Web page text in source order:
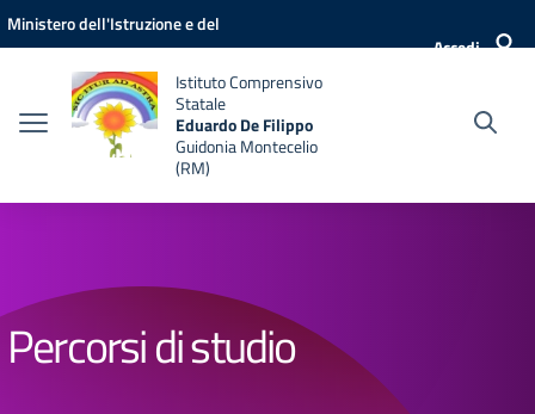
Vai ai contenuti
Vai al menu di navigazione
Vai al footer
Ministero dell'Istruzione e del
Accedi
Istituto Comprensivo
Statale
Eduardo De Filippo
Guidonia Montecelio
(RM)
Percorsi di studio